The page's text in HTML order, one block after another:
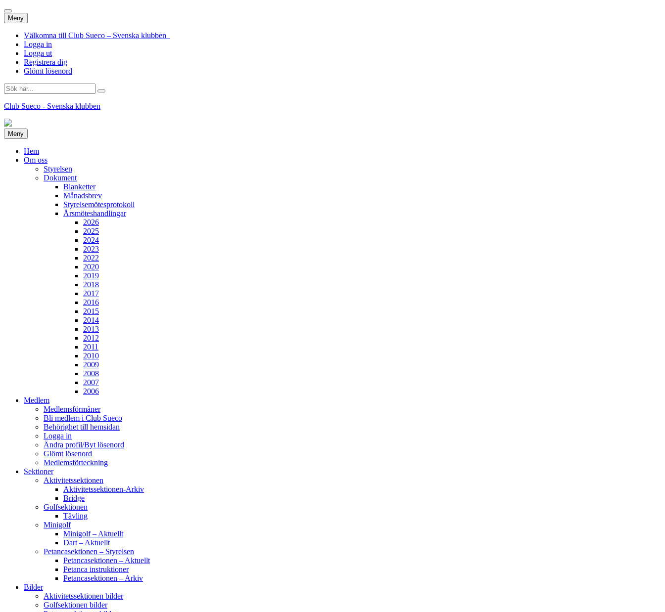
Meny Hoppa
till
innehåll
Välkomna till Club Sueco – Svenska klubben
Logga in
Logga ut
Registrera dig
Glömt lösenord
Sök
efter:
Club Sueco - Svenska klubben
Meny Hoppa
till
innehåll
Hem
Om oss
Styrelsen
Dokument
Blanketter
Månadsbrev
Styrelsemötesprotokoll
Årsmöteshandlingar
2026
2025
2024
2023
2022
2020
2019
2018
2017
2016
2015
2014
2013
2012
2011
2010
2009
2008
2007
2006
Medlem
Medlemsförmåner
Bli medlem i Club Sueco
Behörighet till hemsidan
Logga in
Ändra profil/Byt lösenord
Glömt lösenord
Medlemsförteckning
Sektioner
Aktivitetssektionen
Aktivitetssektionen-Arkiv
Bridge
Golfsektionen
Tävling
Minigolf
Minigolf – Aktuellt
Dart – Aktuellt
Petancasektionen – Styrelsen
Petancasektionen – Aktuellt
Petanca instruktioner
Petancasektionen – Arkiv
Bilder
Aktivitetssektionen bilder
Golfsektionen bilder